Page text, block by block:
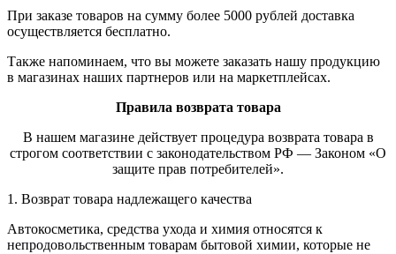
При заказе товаров на сумму более 5000 рублей доставка
осуществляется бесплатно.
Также напоминаем, что вы можете заказать нашу продукцию
в магазинах наших партнеров или на маркетплейсах.
Правила возврата товара
В нашем магазине действует процедура возврата товара в
строгом соответствии с законодательством РФ — Законом «О
защите прав потребителей».
1. Возврат товара надлежащего качества
Автокосметика, средства ухода и химия относятся к
непродовольственным товарам бытовой химии, которые не